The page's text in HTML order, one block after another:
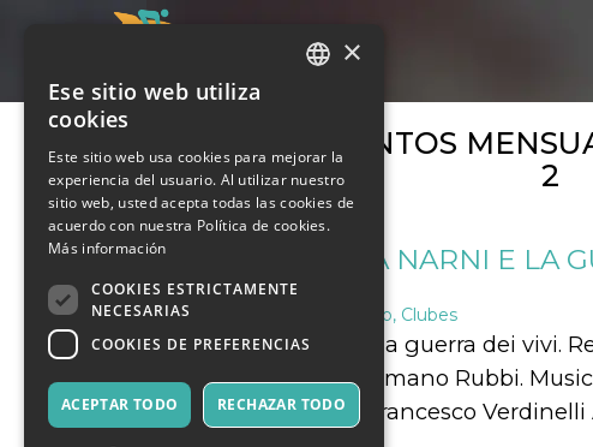
ARCHIVOS DE EVENTOS
2
L’ASSEDIO: ERASMO DA NARNI E LA
29 agosto 2021 Música, Eventos en Vivo, Clubes
"L'assedio: Erasmo da Narni e la guerra dei vivi.
Bordignon, Paolo Pinelli e Germano Rubbi.
Verve"". Suggestioni sonore: Francesco
SPANISH
×
Ese sitio web utiliza
cookies
Este sitio web usa cookies para mejorar la
experiencia del usuario. Al utilizar nuestro
sitio web, usted acepta todas las cookies de
acuerdo con nuestra Política de cookies.
Más información
COOKIES ESTRICTAMENTE
NECESARIAS
COOKIES DE PREFERENCIAS
ACEPTAR TODO RECHAZAR TODO